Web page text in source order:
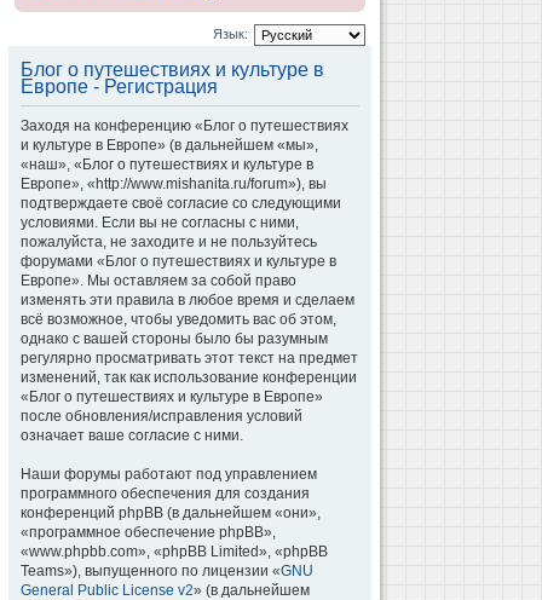
Язык:
Блог о путешествиях и культуре в
Европе - Регистрация
Заходя на конференцию «Блог о путешествиях
и культуре в Европе» (в дальнейшем «мы»,
«наш», «Блог о путешествиях и культуре в
Европе», «http://www.mishanita.ru/forum»), вы
подтверждаете своё согласие со следующими
условиями. Если вы не согласны с ними,
пожалуйста, не заходите и не пользуйтесь
форумами «Блог о путешествиях и культуре в
Европе». Мы оставляем за собой право
изменять эти правила в любое время и сделаем
всё возможное, чтобы уведомить вас об этом,
однако с вашей стороны было бы разумным
регулярно просматривать этот текст на предмет
изменений, так как использование конференции
«Блог о путешествиях и культуре в Европе»
после обновления/исправления условий
означает ваше согласие с ними.
Наши форумы работают под управлением
программного обеспечения для создания
конференций phpBB (в дальнейшем «они»,
«программное обеспечение phpBB»,
«www.phpbb.com», «phpBB Limited», «phpBB
Teams»), выпущенного по лицензии «GNU
General Public License v2» (в дальнейшем